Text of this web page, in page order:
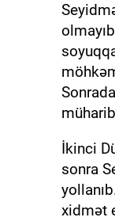
İkinci
sonra
xidmət